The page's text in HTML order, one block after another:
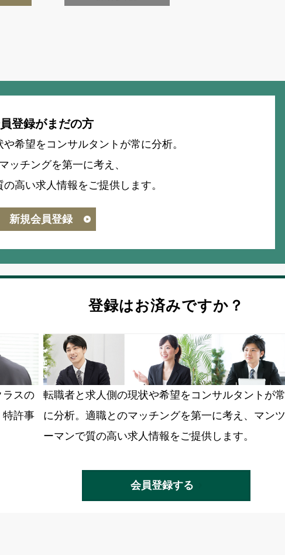
登録がまだの方
希望をコンサルタントが常に分析。
ッチングを第一に考え、
高い求人情報をご提供します。
新規会員登録
ラスの
特許事
登録はお済みですか？
転職者と求人側の現状や希望をコンサルタントが常
に分析。適職とのマッチングを第一に考え、マンツ
ーマンで質の高い求人情報をご提供します。
会員登録する